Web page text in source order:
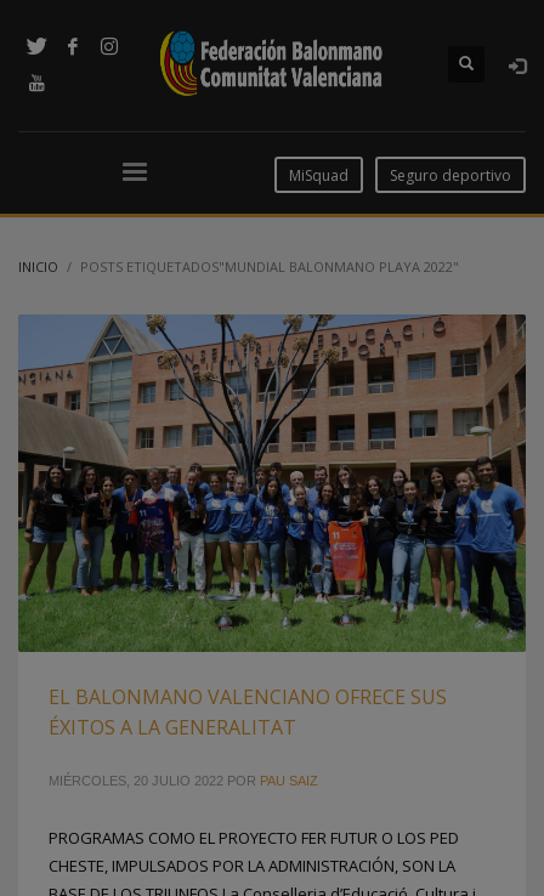
MiSquad Seguro deportivo
INICIO POSTS ETIQUETADOS"MUNDIAL BALONMANO PLAYA 2022"
EL BALONMANO VALENCIANO OFRECE SUS
ÉXITOS A LA GENERALITAT
MIÉRCOLES, 20 JULIO 2022 POR PAU SAIZ
PROGRAMAS COMO EL PROYECTO FER FUTUR O LOS PED
CHESTE, IMPULSADOS POR LA ADMINISTRACIÓN, SON LA